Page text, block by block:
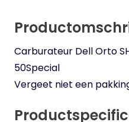
Carburateur Dell Orto
50Special
Vergeet niet een